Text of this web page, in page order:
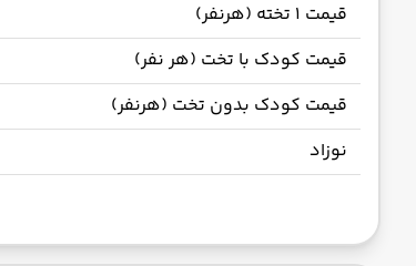
قیمت 1 تخته (هرنفر)
قیمت کودک با تخت (هر نفر)
قیمت کودک بدون تخت (هرنفر)
نوزاد